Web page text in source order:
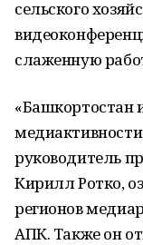
сельского
слаженную
«Башкортостан
руководитель
Кирилл Ротко,
регионов
АПК. Также он